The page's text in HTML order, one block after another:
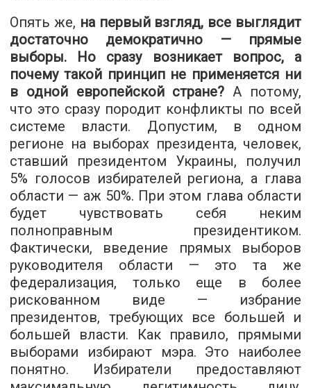
Опять же, на первый взгляд, все выглядит
достаточно демократично — прямые
выборы. Но сразу возникает вопрос, а
почему такой принцип не применяется ни
в одной европейской стране? А потому,
что это сразу породит конфликты по всей
системе власти. Допустим, в одном
регионе на выборах президента, человек,
ставший президентом Украины, получил
5% голосов избирателей региона, а глава
области — аж 50%. При этом глава области
будет чувствовать себя неким
полноправным президентиком.
Фактически, введение прямых выборов
руководителя области — это та же
федерализация, только еще в более
рискованном виде — избрание
президентов, требующих все большей и
большей власти. Как правило, прямыми
выборами избирают мэра. Это наиболее
понятно. Избиратели предоставляют